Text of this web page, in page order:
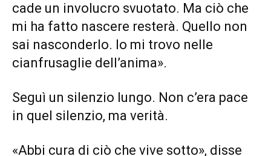
cade un involucro svuotato. Ma ciò che
mi ha fatto nascere resterà. Quello non
sai nasconderlo. Io mi trovo nelle
cianfrusaglie dell’anima».
Seguì un silenzio lungo. Non c’era pace
in quel silenzio, ma verità.
«Abbi cura di ciò che vive sotto», disse